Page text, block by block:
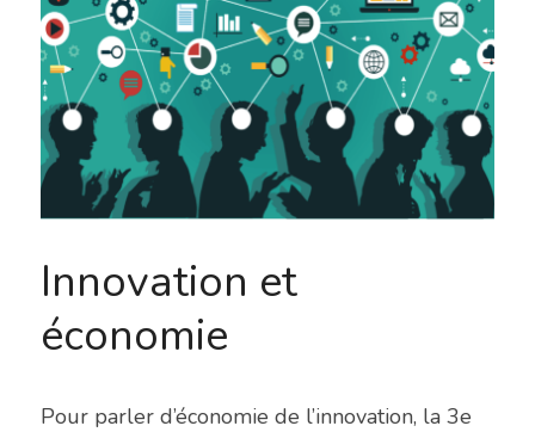
Innovation et
économie
Pour parler d’économie de l’innovation, la 3e